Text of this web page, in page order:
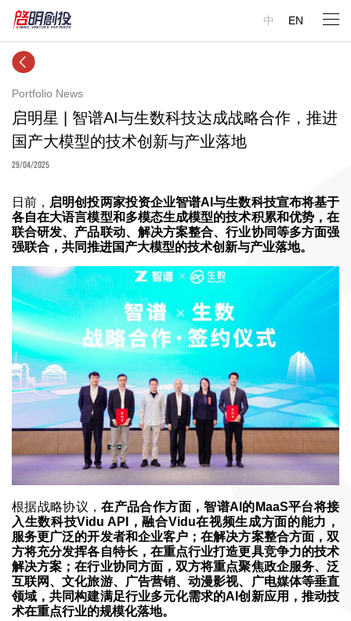
中 EN
Portfolio News
启明星 | 智谱AI与生数科技达成战略合作，推进
国产大模型的技术创新与产业落地
29/04/2025
日前， 启明创投两家投资企业智谱AI与生数科技宣布将基于
各自在大语言模型和多模态生成模型的技术积累和优势，在
联合研发、产品联动、解决方案整合、行业协同等多方面强
强联合，共同推进国产大模型的技术创新与产业落地。
根据战略协议，在产品合作方面，智谱AI的MaaS平台将接
入生数科技Vidu API，融合Vidu在视频生成方面的能力，
服务更广泛的开发者和企业客户；在解决方案整合方面，双
方将充分发挥各自特长，在重点行业打造更具竞争力的技术
解决方案；在行业协同方面，双方将重点聚焦政企服务、泛
互联网、文化旅游、广告营销、动漫影视、广电媒体等垂直
领域，共同构建满足行业多元化需求的AI创新应用，推动技
术在重点行业的规模化落地。